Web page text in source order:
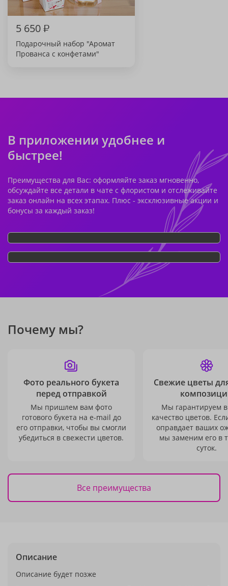
5 650₽
Подарочный набор "Аромат
Прованса с конфетами"
В приложении удобнее и
быстрее!
Преимущества для Вас: оформляйте заказ мгновенно,
обсуждайте все детали в чате с флористом и отслеживайте
заказ онлайн на всех этапах. Плюс - эксклюзивные акции и
бонусы за каждый заказ!
Почему мы?
Фото реального букета
перед отправкой
Мы пришлем вам фото
готового букета на e-mail до
его отправки, чтобы вы смогли
убедиться в свежести цветов.
Свежие цветы
Мы гарантируем
качество цветов.
оправдает ваших
мы заменим его в
суток.
Все преимущества
Описание
Описание будет позже